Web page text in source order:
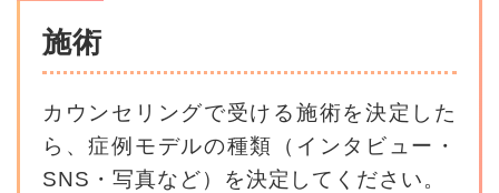
施術
カウンセリングで受ける施術を決定した
ら、症例モデルの種類（インタビュー・
SNS・写真など）を決定してください。